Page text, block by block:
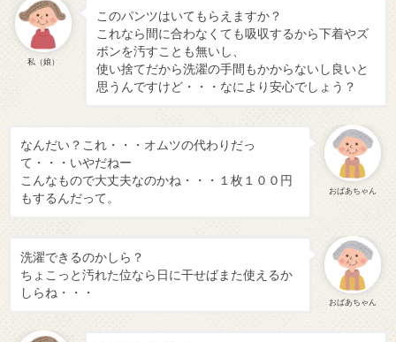
私（娘）
このパンツはいてもらえますか？
これなら間に合わなくても吸収するから下着やズ
ボンを汚すことも無いし、
使い捨てだから洗濯の手間もかからないし良いと
思うんですけど・・・なにより安心でしょう？
おばあちゃん
なんだい？これ・・・オムツの代わりだっ
て・・・いやだねー
こんなもので大丈夫なのかね・・・１枚１００円
もするんだって。
おばあちゃん
洗濯できるのかしら？
ちょこっと汚れた位なら日に干せばまた使えるか
しらね・・・